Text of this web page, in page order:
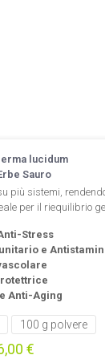
lucidum
Sauro
più sistemi,
per il riequilibrio
Stress
e
Anti-Aging
100 g polvere
€